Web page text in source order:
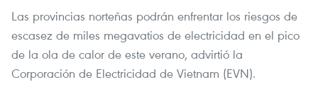
Las provincias norteñas podrán enfrentar los riesgos de
escasez de miles megavatios de electricidad en el pico
de la ola de calor de este verano, advirtió la
Corporación de Electricidad de Vietnam (EVN).